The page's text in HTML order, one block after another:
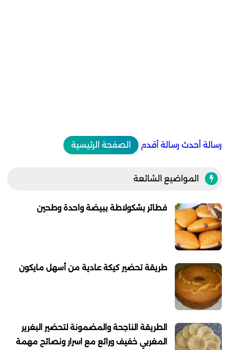
رسالة أحدث رسالة أقدم الصفحة الرئيسية
المواضيع الشائعة
فطائر بشكولاطة ببيضة واحدة وطحين
طريقة تحضير كيكة عادية من أسهل مايكون
الطريقة الناجحة والمضمونة لتحضير البغرير
المغربي خفيف ورائع مع اسرار ونصائح مهمة